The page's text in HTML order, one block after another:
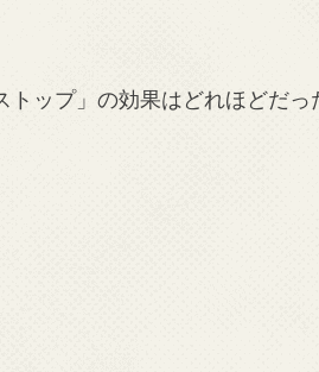
ップ」の効果はどれほどだっ